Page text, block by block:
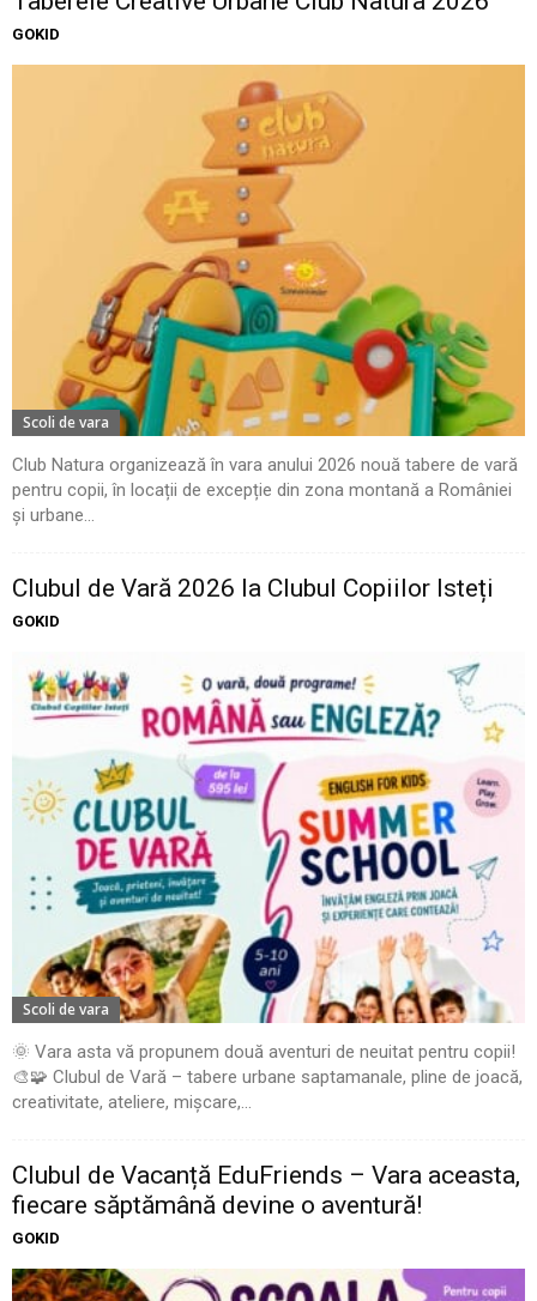
GOKID
Scoli de vara
Club Natura organizează în vara anului 2026 nouă tabere de vară
pentru copii, în locații de excepție din zona montană a României
și urbane...
Clubul de Vară 2026 la Clubul Copiilor Isteți
GOKID
Scoli de vara
🌞 Vara asta vă propunem două aventuri de neuitat pentru copii!
🎨🧩 Clubul de Vară – tabere urbane saptamanale, pline de joacă,
creativitate, ateliere, mișcare,...
Clubul de Vacanță EduFriends – Vara aceasta,
fiecare săptămână devine o aventură!
GOKID